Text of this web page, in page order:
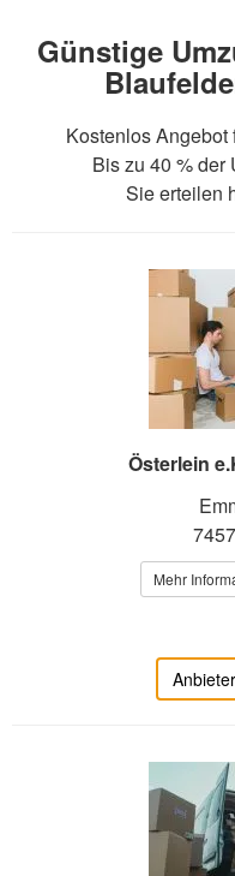
Günstige
Kostenlos Angebot
Bis zu 40 % der
Sie erteilen
Österlein
Mehr